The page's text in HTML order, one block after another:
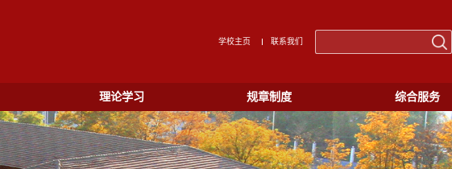
学校主页 联系我们
理论学习 规章制度 综合服务